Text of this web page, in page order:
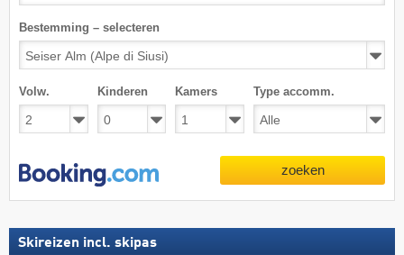
Bestemming – selecteren
Volw. Kinderen Kamers Type accomm.
zoeken
Skireizen incl. skipas